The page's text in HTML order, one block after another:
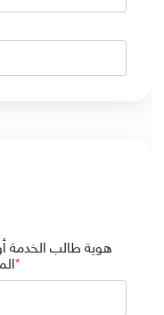
هوية طالب الخدمة